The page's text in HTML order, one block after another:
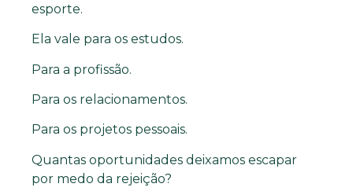
esporte.
Ela vale para os estudos.
Para a profissão.
Para os relacionamentos.
Para os projetos pessoais.
Quantas oportunidades deixamos escapar
por medo da rejeição?